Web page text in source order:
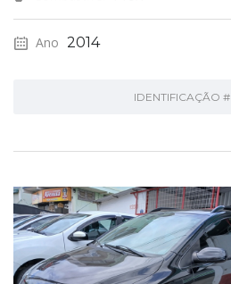
Ano 2014
IDENTIFICAÇÃO #